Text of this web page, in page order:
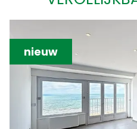
nieuw